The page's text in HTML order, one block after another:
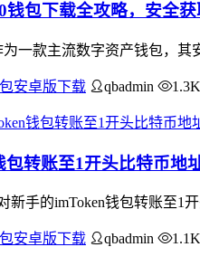
钱包下载全攻略，安全
为一款主流数字资产钱包，
安卓版下载 qbadmin 1.3K
包转账至1开头比特币地
新手的imToken钱包转账至1
安卓版下载 qbadmin 1.1K